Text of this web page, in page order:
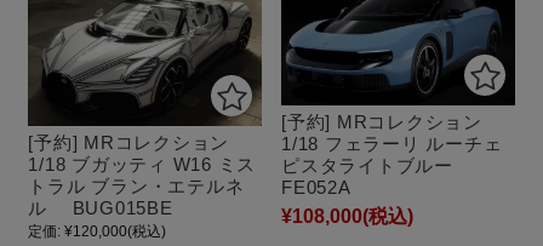
[予約] MRコレクション
1/18 ブガッティ W16 ミス
トラル ブラン・エテルネ
ル BUG015BE
定価: ¥120,000(税込)
[予約] MRコレクション
1/18 フェラーリ ルーチェ
ピスタライトブルー
FE052A
¥108,000(税込)